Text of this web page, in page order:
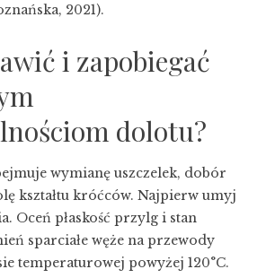
2021).
i zapobiegać
dolotu?
wymianę uszczelek, dobór
kształtu króćców. Najpierw umyj
Oceń płaskość przylg i stan
sparciałe węże na przewody
temperaturowej powyżej 120°C.